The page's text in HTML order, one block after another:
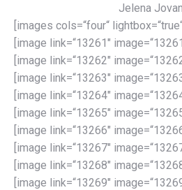
Jelena
[images cols=“four“
[image link=“13261″
[image link=“13262″
[image link=“13263″
[image link=“13264″
[image link=“13265″
[image link=“13266″
[image link=“13267″
[image link=“13268″
[image link=“13269″